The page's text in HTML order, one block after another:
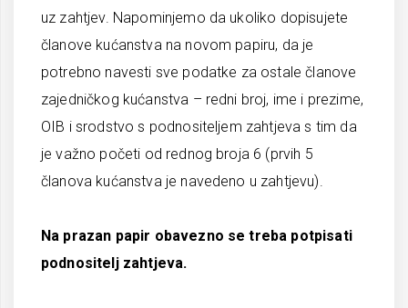
uz zahtjev. Napominjemo da ukoliko dopisujete
članove kućanstva na novom papiru, da je
potrebno navesti sve podatke za ostale članove
zajedničkog kućanstva – redni broj, ime i prezime,
OIB i srodstvo s podnositeljem zahtjeva s tim da
je važno početi od rednog broja 6 (prvih 5
članova kućanstva je navedeno u zahtjevu).
Na prazan papir obavezno se treba potpisati
podnositelj zahtjeva.